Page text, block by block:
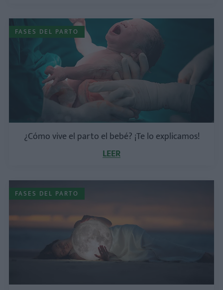
FASES DEL PARTO
¿Cómo vive el parto el bebé? ¡Te lo explicamos!
LEER
FASES DEL PARTO